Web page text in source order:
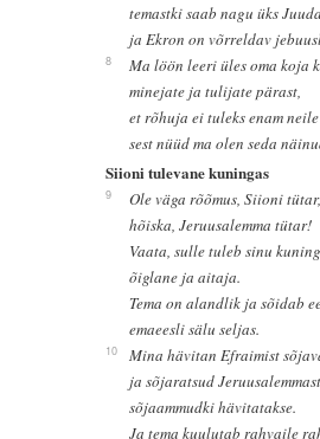
temastki saab nagu üks
ja Ekron on võrreldav
8
Ma löön leeri üles oma koja
minejate ja tulijate pärast,
et rõhuja ei tuleks enam
sest nüüd ma olen seda
Siioni tulevane kuningas
9
Ole väga rõõmus, Siioni tütar,
hõiska, Jeruusalemma tütar!
Vaata, sulle tuleb sinu
õiglane ja aitaja.
Tema on alandlik ja sõidab
emaeesli sälu seljas.
10
Mina hävitan Efraimist
ja sõjaratsud
sõjaammudki hävitatakse.
Ja tema kuulutab rahvaile